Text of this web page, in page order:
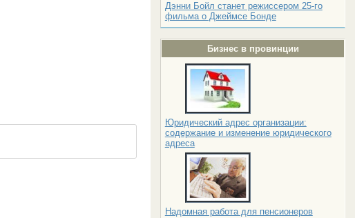
Дэнни Бойл станет режиссером 25-го
фильма о Джеймсе Бонде
Бизнес в провинции
Юридический адрес организации:
содержание и изменение юридического
адреса
Надомная работа для пенсионеров